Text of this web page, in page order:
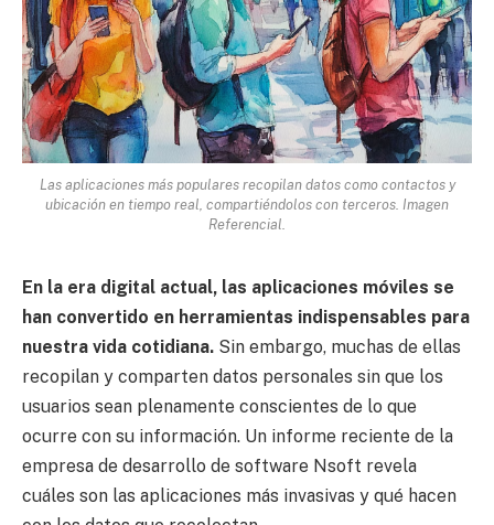
Las aplicaciones más populares recopilan datos como contactos y
ubicación en tiempo real, compartiéndolos con terceros. Imagen
Referencial.
En la era digital actual, las aplicaciones móviles se
han convertido en herramientas indispensables para
nuestra vida cotidiana. Sin embargo, muchas de ellas
recopilan y comparten datos personales sin que los
usuarios sean plenamente conscientes de lo que
ocurre con su información. Un informe reciente de la
empresa de desarrollo de software Nsoft revela
cuáles son las aplicaciones más invasivas y qué hacen